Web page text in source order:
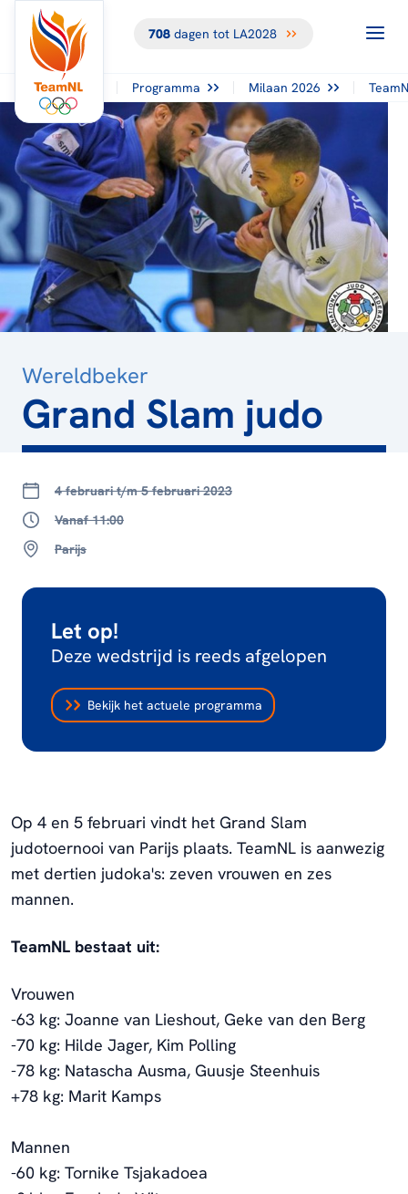
708dagen tot LA2028
Programma Milaan 2026
Wereldbeker
Grand Slam judo
4 februari t/m 5 februari 2023
Vanaf 11:00
Parijs
Let op!
Deze wedstrijd is reeds afgelopen
Bekijk het actuele programma
TERUG NAAR
OVERZICHT
Op 4 en 5 februari vindt het Grand Slam
judotoernooi van Parijs plaats. TeamNL is aanwezig
met dertien judoka's: zeven vrouwen en zes
mannen.
TeamNL bestaat uit:
Vrouwen
-63 kg: Joanne van Lieshout, Geke van den Berg
-70 kg: Hilde Jager, Kim Polling
-78 kg: Natascha Ausma, Guusje Steenhuis
+78 kg: Marit Kamps
Mannen
-60 kg: Tornike Tsjakadoea